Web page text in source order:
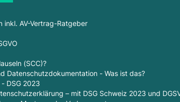
inkl. AV-Vertrag-Ratgeber
(SCC)?
Datenschutzdokumentation - Was ist das?
DSG 2023
– mit DSG Schweiz 2023 und